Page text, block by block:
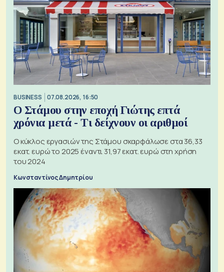
BUSINESS 07.08.2026, 16:50
Ο Στάμου στην εποχή Γιώτης επτά
χρόνια μετά - Τι δείχνουν οι αριθμοί
Ο κύκλος εργασιών της Στάμου σκαρφάλωσε στα 36,33
εκατ. ευρώ το 2025 έναντι 31,97 εκατ. ευρώ στη χρήση
του 2024
Κωνσταντίνος Δημητρίου